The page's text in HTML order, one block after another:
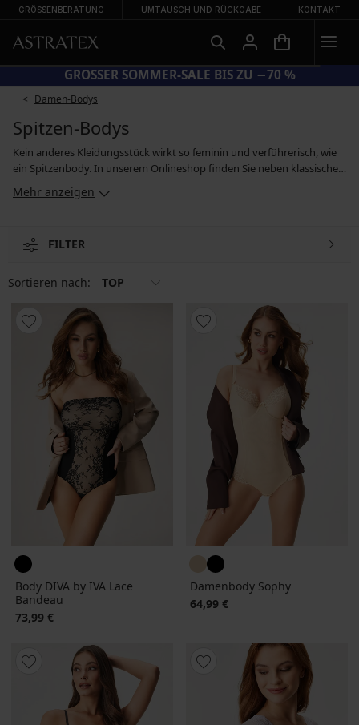
GRÖSSENBERATUNG UMTAUSCH UND RÜCKGABE KONTAKT
GROSSER SOMMER-SALE BIS
BADEMODE
Damen-Bodys
Spitzen-Bodys
Kein anderes Kleidungsstück wirkt so feminin und verführerisch, wie
ein Spitzenbody. In unserem Onlineshop finden Sie neben klassischen
Bodys mit Spitze, die Sie zum festen Bestandteil Ihrer Outfits machen
können, auch verführerische Modelle, die wie geschaffen für
glatten Röcken kombinieren lassen, sowie Modelle, die neben
echter Hingucker.
Mehr anzeigen
FILTER
Sortieren nach: TOP
Body DIVA by IVA Lace
Bandeau
73,99 €
Damenbody Sophy
64,99 €